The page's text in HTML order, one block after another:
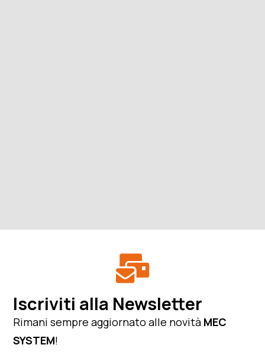
Iscriviti alla Newsletter
Rimani sempre aggiornato alle novità MEC
SYSTEM!